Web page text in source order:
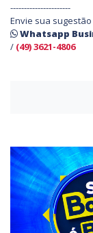
----------------------
Envie sua
Whatsapp
/ (49) 3621-4806